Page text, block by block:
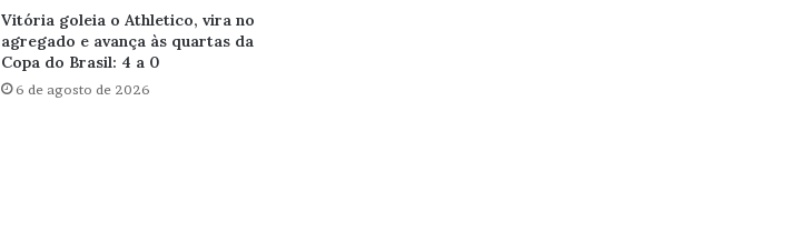
Vitória goleia o Athletico, vira no
agregado e avança às quartas da
Copa do Brasil: 4 a 0
6 de agosto de 2026